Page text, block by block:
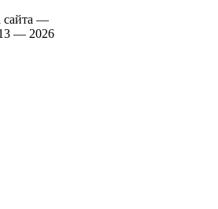
сайта —
— 2026